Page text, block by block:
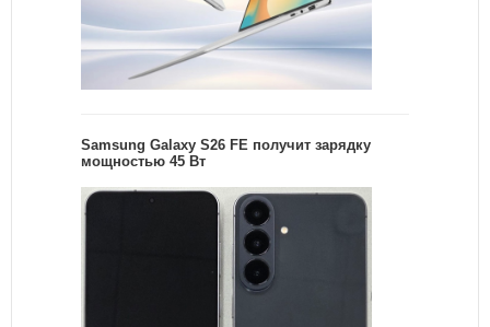
Samsung Galaxy S26 FE получит зарядку
мощностью 45 Вт